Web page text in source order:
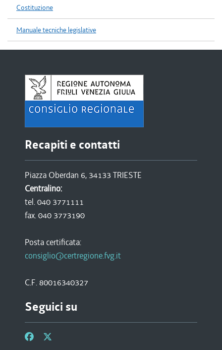
Costituzione
Manuale tecniche legislative
Recapiti e contatti
Piazza Oberdan 6, 34133 TRIESTE
Centralino:
tel. 040 3771111
fax. 040 3773190
Posta certificata:
consiglio@certregione.fvg.it
C.F. 80016340327
Seguici su